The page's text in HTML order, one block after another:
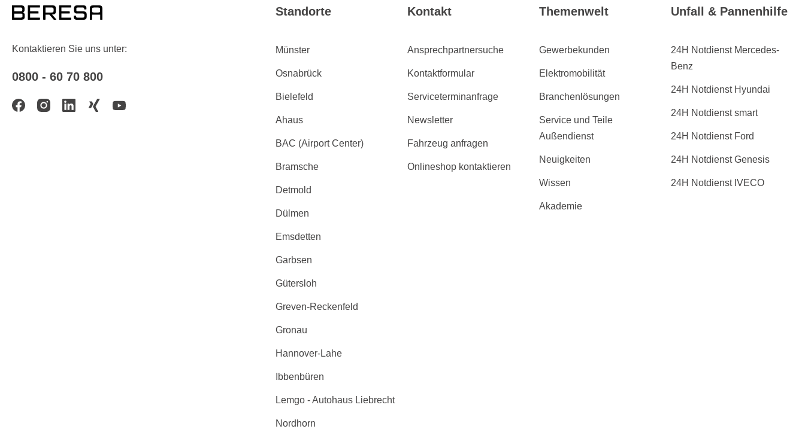
Kontaktieren Sie uns unter:
0800 - 60 70 800
Standorte
Münster
Osnabrück
Bielefeld
Ahaus
BAC (Airport Center)
Bramsche
Detmold
Dülmen
Emsdetten
Garbsen
Gütersloh
Greven-Reckenfeld
Gronau
Hannover-Lahe
Ibbenbüren
Lemgo - Autohaus Liebrecht
Nordhorn
Kontakt
Ansprechpartnersuche
Kontaktformular
Serviceterminanfrage
Newsletter
Fahrzeug anfragen
Onlineshop kontaktieren
Themenwelt
Gewerbekunden
Elektromobilität
Branchenlösungen
Service und Teile
Außendienst
Neuigkeiten
Wissen
Akademie
Unfall & Pannenhilfe
24H Notdienst Mercedes-
Benz
24H Notdienst Hyundai
24H Notdienst smart
24H Notdienst Ford
24H Notdienst Genesis
24H Notdienst IVECO